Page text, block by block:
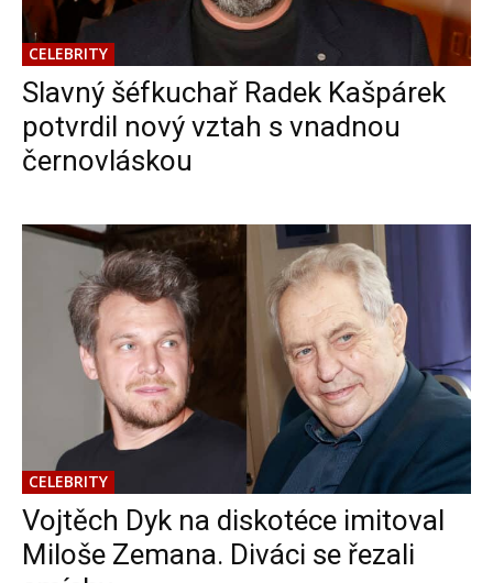
CELEBRITY
Slavný šéfkuchař Radek Kašpárek
potvrdil nový vztah s vnadnou
černovláskou
CELEBRITY
Vojtěch Dyk na diskotéce imitoval
Miloše Zemana. Diváci se řezali